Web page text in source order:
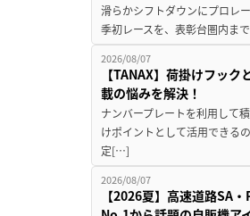
滑らかシフトダウンにプロレ
季初レースを、表彰台圏内ま
2026/08/07
【TANAX】荷掛けフッ
載の悩みを解決！
ナンバープレートを利用して
けポイントとして活用できる
定[…]
2026/08/07
【2026夏】高速道路SA